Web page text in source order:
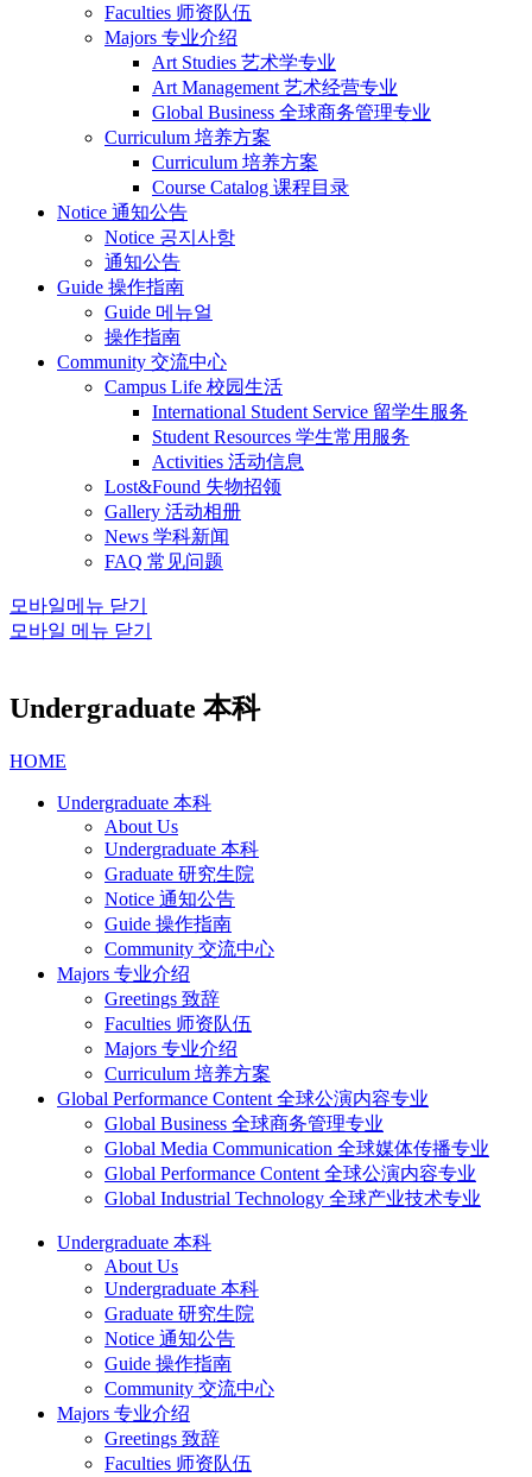
Faculties 师资队伍
Majors 专业介绍
Art Studies 艺术学专业
Art Management 艺术经营专业
Global Business 全球商务管理专业
Curriculum 培养方案
Curriculum 培养方案
Course Catalog 课程目录
Notice 通知公告
Notice 공지사항
通知公告
Guide 操作指南
Guide 메뉴얼
操作指南
Community 交流中心
Campus Life 校园生活
International Student Service 留学生服务
Student Resources 学生常用服务
Activities 活动信息
Lost&Found 失物招领
Gallery 活动相册
News 学科新闻
FAQ 常见问题
모바일메뉴 닫기
모바일 메뉴 닫기
Undergraduate 本科
HOME
Undergraduate 本科
About Us
Undergraduate 本科
Graduate 研究生院
Notice 通知公告
Guide 操作指南
Community 交流中心
Majors 专业介绍
Greetings 致辞
Faculties 师资队伍
Majors 专业介绍
Curriculum 培养方案
Global Performance Content 全球公演内容专业
Global Business 全球商务管理专业
Global Media Communication 全球媒体传播专业
Global Performance Content 全球公演内容专业
Global Industrial Technology 全球产业技术专业
Undergraduate 本科
About Us
Undergraduate 本科
Graduate 研究生院
Notice 通知公告
Guide 操作指南
Community 交流中心
Majors 专业介绍
Greetings 致辞
Faculties 师资队伍